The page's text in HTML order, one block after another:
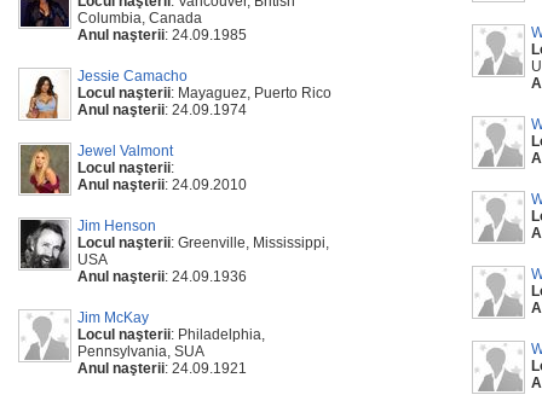
Columbia, Canada
Anul naşterii: 24.09.1985
Jessie Camacho
Locul naşterii: Mayaguez, Puerto Rico
Anul naşterii: 24.09.1974
Jewel Valmont
Locul naşterii:
Anul naşterii: 24.09.2010
Jim Henson
Locul naşterii: Greenville, Mississippi,
USA
Anul naşterii: 24.09.1936
Jim McKay
Locul naşterii: Philadelphia,
Pennsylvania, SUA
Anul naşterii: 24.09.1921